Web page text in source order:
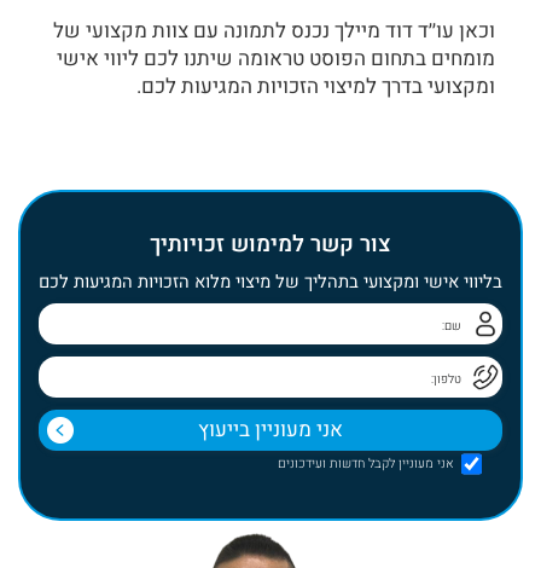
וכאן עו׳׳ד דוד מיילך נכנס לתמונה עם צוות מקצועי של
מומחים בתחום הפוסט טראומה שיתנו לכם ליווי אישי
ומקצועי בדרך למיצוי הזכויות המגיעות לכם.
צור קשר למימוש זכויותיך
בליווי אישי ומקצועי בתהליך של מיצוי מלוא הזכויות המגיעות לכם
אני מעוניין לקבל חדשות ועידכונים